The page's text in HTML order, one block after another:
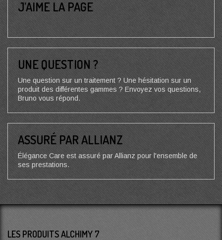
J’AIME LA PAGE
UNE QUESTION ?
Une question sur un traitement ? Une hésitation sur un
produit des différentes gammes ? Envoyez vos questions,
Bruno vous répond.
ASSURÉ PAR ALLIANZ
Élégance Care est assuré par Allianz pour l'ensemble de
ses prestations.
LES PRODUITS ALCHIMY 7